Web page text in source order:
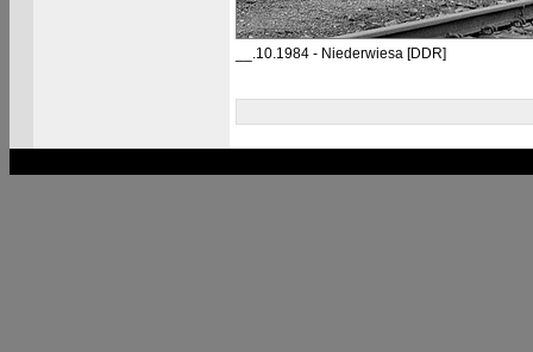
__.10.1984 - Niederwiesa [DDR]